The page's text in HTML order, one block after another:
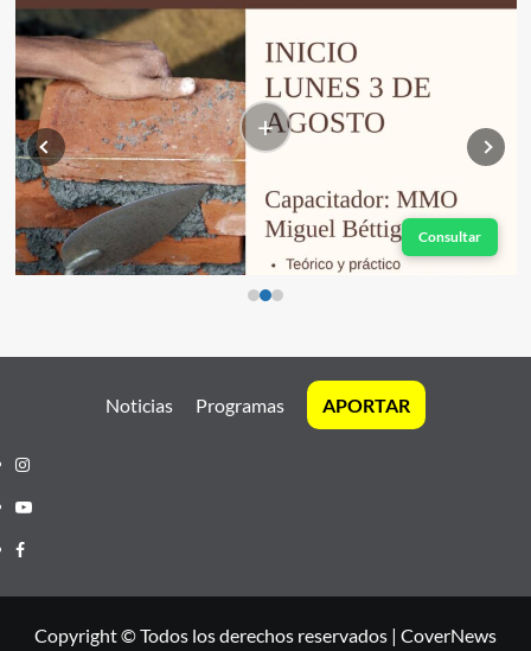
+
Consultar
Noticias Programas APORTAR
Instagram
Youtube
Facebook
Copyright © Todos los derechos reservados | CoverNews